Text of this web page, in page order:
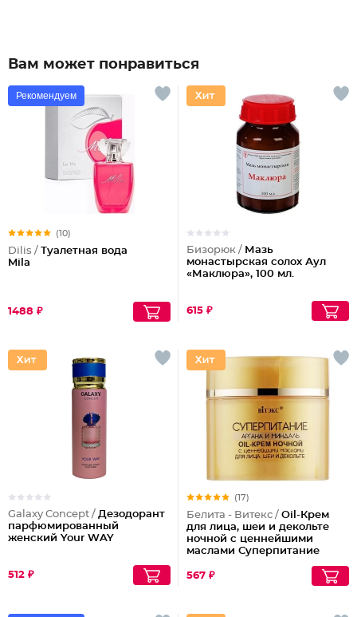
Вам может понравиться
Рекомендуем
(10)
Dilis / Туалетная вода
Mila
1488 ₽
Бизорюк / Мазь
монастырская солох Аул
«Маклюра», 100 мл.
615 ₽
Galaxy Concept / Дезодорант
парфюмированный
женский Your WAY
512 ₽
(17)
Белита - Витекс / Oil-Крем
для лица, шеи и декольте
ночной с ценнейшими
маслами Суперпитание
567 ₽